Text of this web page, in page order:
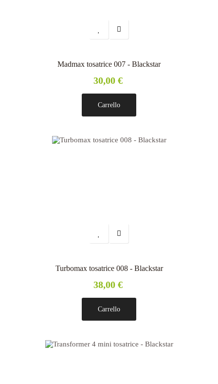
Madmax tosatrice 007 - Blackstar
30,00 €
Carrello
Turbomax tosatrice 008 - Blackstar
38,00 €
Carrello